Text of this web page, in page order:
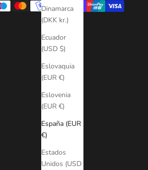
Dinamarca
(DKK kr.)
Ecuador
(USD $)
Eslovaquia
(EUR €)
Eslovenia
(EUR €)
España (EUR
€)
Estados
Unidos (USD